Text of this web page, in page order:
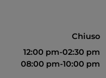
Chiuso
12:00 pm-02:30 pm
08:00 pm-10:00 pm